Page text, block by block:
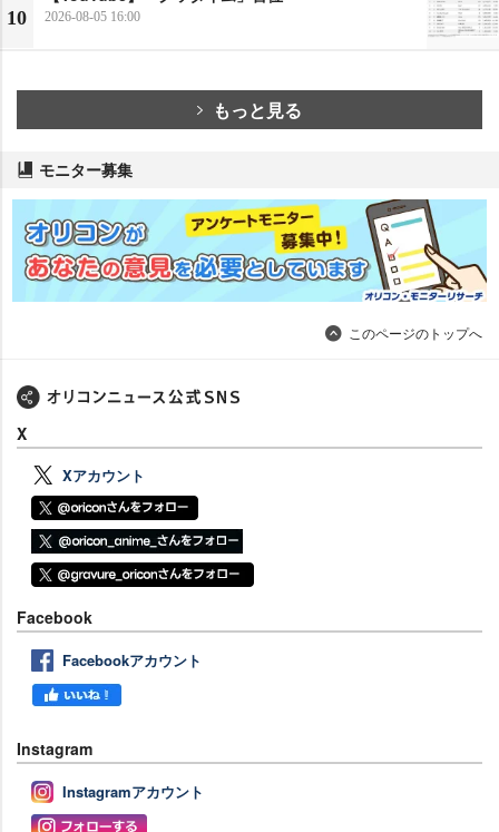
10 2026-08-05 16:00
もっと見る
モニター募集
このページのトップへ
X
Xアカウント
Facebook
Facebookアカウント
Instagram
Instagramアカウント